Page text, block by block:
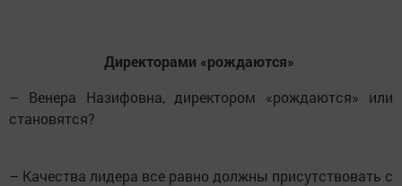
Директорами «рождаются»
– Венера Назифовна, директором «рождаются» или
становятся?
– Качества лидера все равно должны присутствовать с